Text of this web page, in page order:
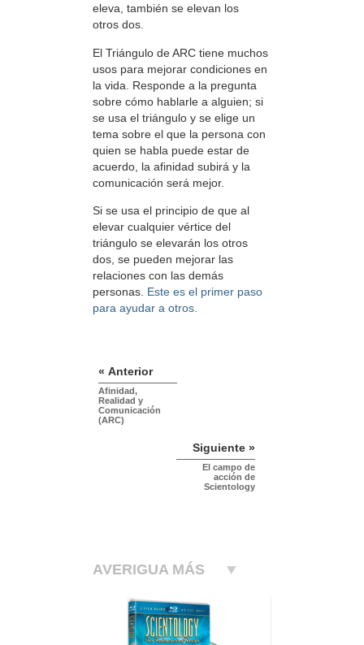
eleva, también se elevan los
otros dos.
El Triángulo de ARC tiene muchos
usos para mejorar condiciones en
la vida. Responde a la pregunta
sobre cómo hablarle a alguien; si
se usa el triángulo y se elige un
tema sobre el que la persona con
quien se habla puede estar de
acuerdo, la afinidad subirá y la
comunicación será mejor.
Si se usa el principio de que al
elevar cualquier vértice del
triángulo se elevarán los otros
dos, se pueden mejorar las
relaciones con las demás
personas. Este es el primer paso
para ayudar a otros.
« Anterior
Afinidad,
Realidad y
Comunicación
(ARC)
Siguiente »
El campo de
acción de
Scientology
AVERIGUA MÁS